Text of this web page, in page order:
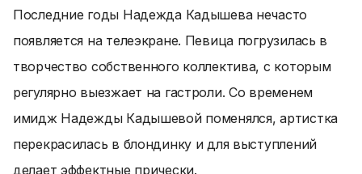
Последние годы Надежда Кадышева нечасто
появляется на телеэкране. Певица погрузилась в
творчество собственного коллектива, с которым
регулярно выезжает на гастроли. Со временем
имидж Надежды Кадышевой поменялся, артистка
перекрасилась в блондинку и для выступлений
делает эффектные прически.